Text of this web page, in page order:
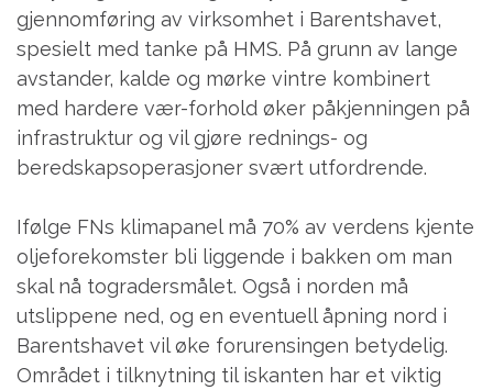
gjennomføring av virksomhet i Barentshavet,
spesielt med tanke på HMS. På grunn av lange
avstander, kalde og mørke vintre kombinert
med hardere vær-forhold øker påkjenningen på
infrastruktur og vil gjøre rednings- og
beredskapsoperasjoner svært utfordrende.
Ifølge FNs klimapanel må 70% av verdens kjente
oljeforekomster bli liggende i bakken om man
skal nå togradersmålet. Også i norden må
utslippene ned, og en eventuell åpning nord i
Barentshavet vil øke forurensingen betydelig.
Området i tilknytning til iskanten har et viktig